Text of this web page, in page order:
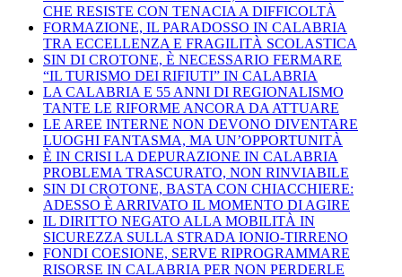
CHE RESISTE CON TENACIA A DIFFICOLTÀ
FORMAZIONE, IL PARADOSSO IN CALABRIA
TRA ECCELLENZA E FRAGILITÀ SCOLASTICA
SIN DI CROTONE, È NECESSARIO FERMARE
“IL TURISMO DEI RIFIUTI” IN CALABRIA
LA CALABRIA E 55 ANNI DI REGIONALISMO
TANTE LE RIFORME ANCORA DA ATTUARE
LE AREE INTERNE NON DEVONO DIVENTARE
LUOGHI FANTASMA, MA UN’OPPORTUNITÀ
È IN CRISI LA DEPURAZIONE IN CALABRIA
PROBLEMA TRASCURATO, NON RINVIABILE
SIN DI CROTONE, BASTA CON CHIACCHIERE:
ADESSO È ARRIVATO IL MOMENTO DI AGIRE
IL DIRITTO NEGATO ALLA MOBILITÀ IN
SICUREZZA SULLA STRADA IONIO-TIRRENO
FONDI COESIONE, SERVE RIPROGRAMMARE
RISORSE IN CALABRIA PER NON PERDERLE